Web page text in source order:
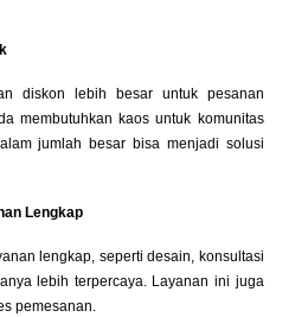
diskon lebih besar untuk pesanan
membutuhkan kaos untuk komunitas
jumlah besar bisa menjadi solusi
Lengkap
lengkap, seperti desain, konsultasi
lebih terpercaya. Layanan ini juga
pemesanan.